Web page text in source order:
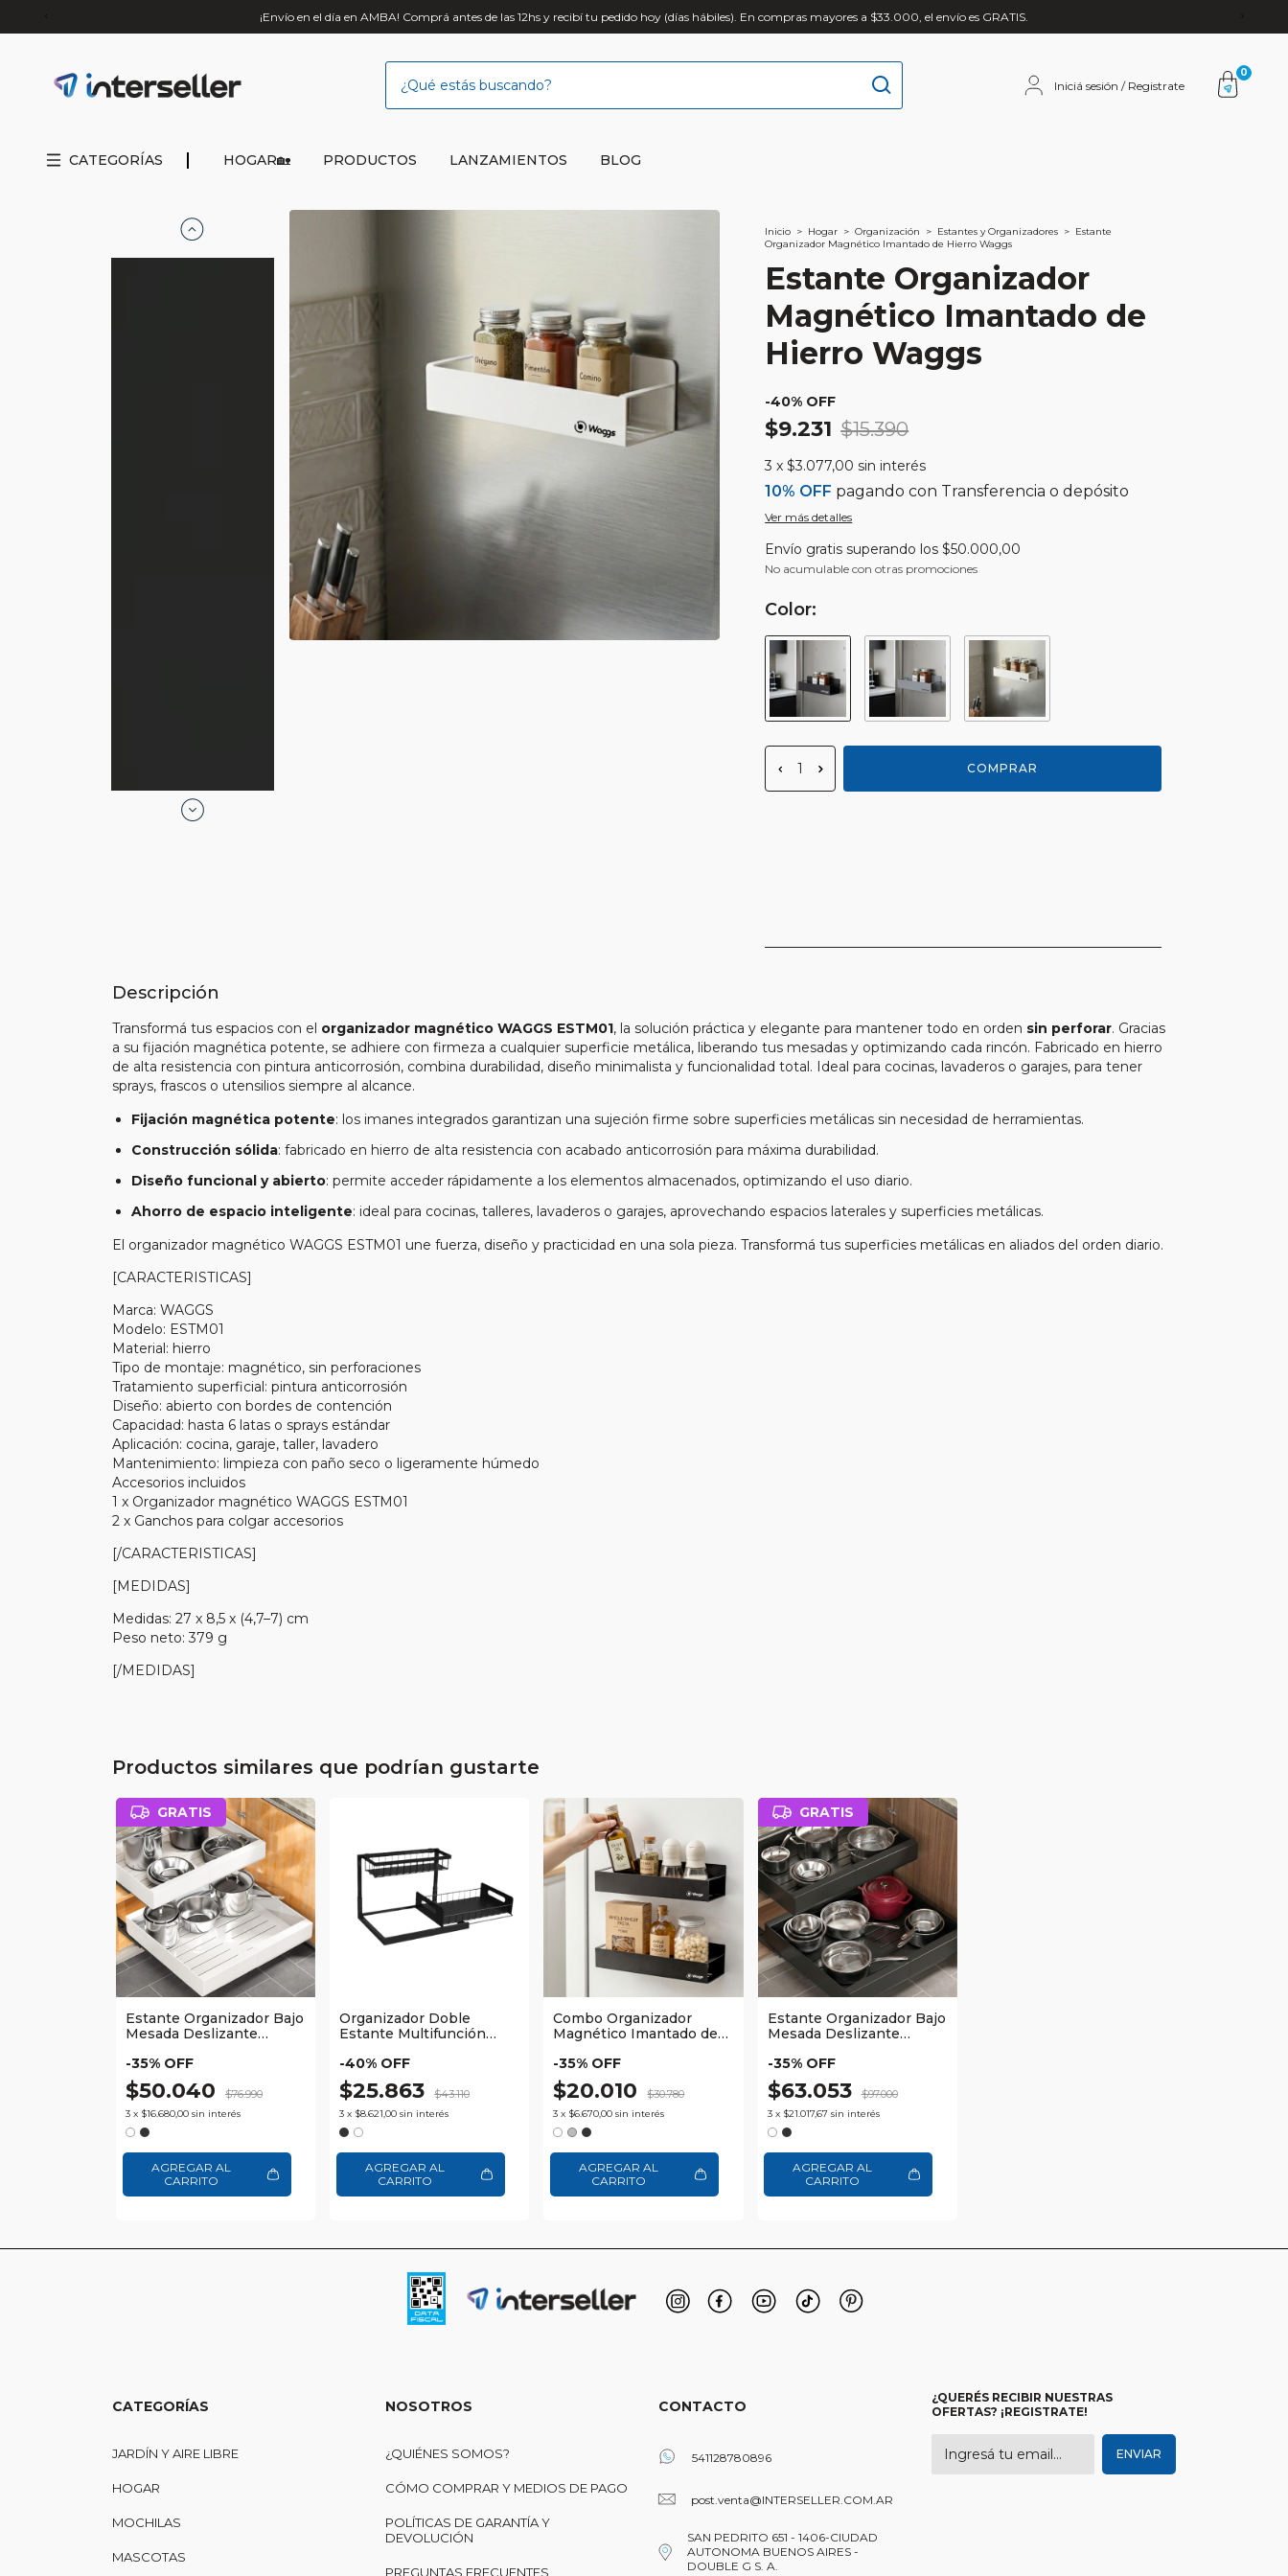
¡Envío en el día en AMBA! Comprá antes de las 12hs y recibí tu pedido hoy (días hábiles). En compras mayores a $33.000, el envío es GRATIS.
Iniciá sesión / Registrate
0
CATEGORÍAS HOGAR🏡 PRODUCTOS LANZAMIENTOS BLOG
Inicio > Hogar > Organización > Estantes y Organizadores > Estante
Organizador Magnético Imantado de Hierro Waggs
Estante Organizador
Magnético Imantado de
Hierro Waggs
-40% OFF
$9.231 $15.390
3 x$3.077,00 sin interés
10% OFF pagando con Transferencia o depósito
Ver más detalles
Envío gratis superando los$50.000,00
No acumulable con otras promociones
Color:
Descripción
Transformá tus espacios con el organizador magnético WAGGS ESTM01, la solución práctica y elegante para mantener todo en orden sin perforar. Gracias
a su fijación magnética potente, se adhiere con firmeza a cualquier superficie metálica, liberando tus mesadas y optimizando cada rincón. Fabricado en hierro
de alta resistencia con pintura anticorrosión, combina durabilidad, diseño minimalista y funcionalidad total. Ideal para cocinas, lavaderos o garajes, para tener
sprays, frascos o utensilios siempre al alcance.
Fijación magnética potente: los imanes integrados garantizan una sujeción firme sobre superficies metálicas sin necesidad de herramientas.
Construcción sólida: fabricado en hierro de alta resistencia con acabado anticorrosión para máxima durabilidad.
Diseño funcional y abierto: permite acceder rápidamente a los elementos almacenados, optimizando el uso diario.
Ahorro de espacio inteligente: ideal para cocinas, talleres, lavaderos o garajes, aprovechando espacios laterales y superficies metálicas.
El organizador magnético WAGGS ESTM01 une fuerza, diseño y practicidad en una sola pieza. Transformá tus superficies metálicas en aliados del orden diario.
[CARACTERISTICAS]
Marca: WAGGS
Modelo: ESTM01
Material: hierro
Tipo de montaje: magnético, sin perforaciones
Tratamiento superficial: pintura anticorrosión
Diseño: abierto con bordes de contención
Capacidad: hasta 6 latas o sprays estándar
Aplicación: cocina, garaje, taller, lavadero
Mantenimiento: limpieza con paño seco o ligeramente húmedo
Accesorios incluidos
1 x Organizador magnético WAGGS ESTM01
2 x Ganchos para colgar accesorios
[/CARACTERISTICAS]
[MEDIDAS]
Medidas: 27 x 8,5 x (4,7–7) cm
Peso neto: 379 g
[/MEDIDAS]
Productos similares que podrían gustarte
GRATIS
Estante Organizador Bajo
Mesada Deslizante
-35% OFF
$50.040 $76.990
3 x $16.680,00 sin interés
AGREGAR AL
CARRITO
Organizador Doble
Estante Multifunción
-40% OFF
$25.863 $43.110
3 x $8.621,00 sin interés
AGREGAR AL
CARRITO
Combo Organizador
Magnético Imantado de
-35% OFF
$20.010 $30.780
3 x $6.670,00 sin interés
AGREGAR AL
CARRITO
GRATIS
Estante Organizador Bajo
Mesada Deslizante
Waggs
-35% OFF
$63.053 $97.000
3 x $21.017,67 sin interés
AGREGAR AL
CARRITO
CATEGORÍAS
JARDÍN Y AIRE LIBRE
HOGAR
MOCHILAS
MASCOTAS
NOSOTROS
¿QUIÉNES SOMOS?
CÓMO COMPRAR Y MEDIOS DE PAGO
POLÍTICAS DE GARANTÍA Y
DEVOLUCIÓN
PREGUNTAS FRECUENTES
CONTACTO
541128780896
post.venta@INTERSELLER.COM.AR
SAN PEDRITO 651 - 1406-CIUDAD
AUTONOMA BUENOS AIRES -
DOUBLE G S. A.
¿QUERÉS RECIBIR NUESTRAS
OFERTAS? ¡REGISTRATE!